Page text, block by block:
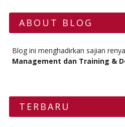
ABOUT BLOG
Blog ini menghadirkan sajian
Management dan Training &
TERBARU